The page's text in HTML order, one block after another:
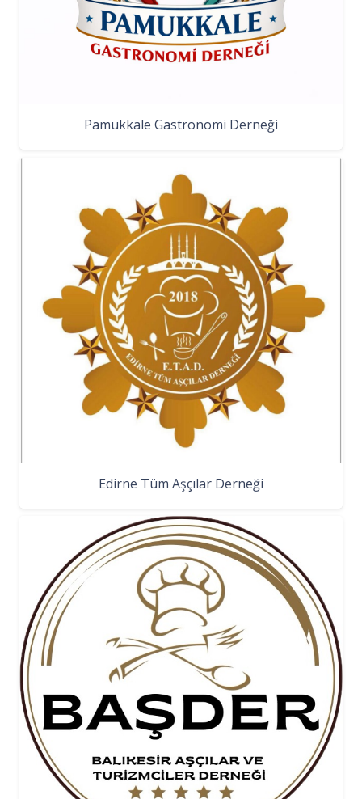
Pamukkale Gastronomi Derneği
Edirne Tüm Aşçılar Derneği